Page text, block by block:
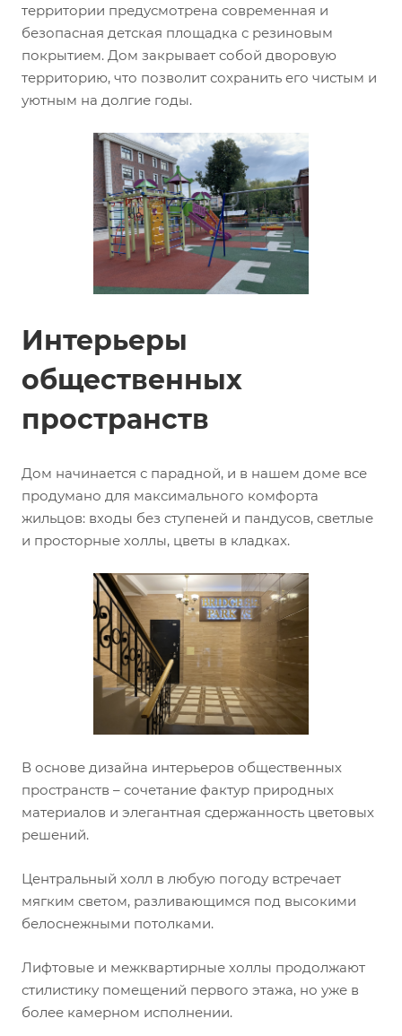
территории предусмотрена современная и
безопасная детская площадка с резиновым
покрытием. Дом закрывает собой дворовую
территорию, что позволит сохранить его чистым и
уютным на долгие годы.
Интерьеры
общественных
пространств
Дом начинается с парадной, и в нашем доме все
продумано для максимального комфорта
жильцов: входы без ступеней и пандусов, светлые
и просторные холлы, цветы в кладках.
В основе дизайна интерьеров общественных
пространств – сочетание фактур природных
материалов и элегантная сдержанность цветовых
решений.
Центральный холл в любую погоду встречает
мягким светом, разливающимся под высокими
белоснежными потолками.
Лифтовые и межквартирные холлы продолжают
стилистику помещений первого этажа, но уже в
более камерном исполнении.